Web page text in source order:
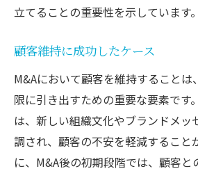
立てることの重要性を示しています。
顧客維持に成功したケース
M&Aにおいて顧客を維持することは
限に引き出すための重要な要素です
は、新しい組織文化やブランドメッ
調され、顧客の不安を軽減すること
に、M&A後の初期段階では、顧客と